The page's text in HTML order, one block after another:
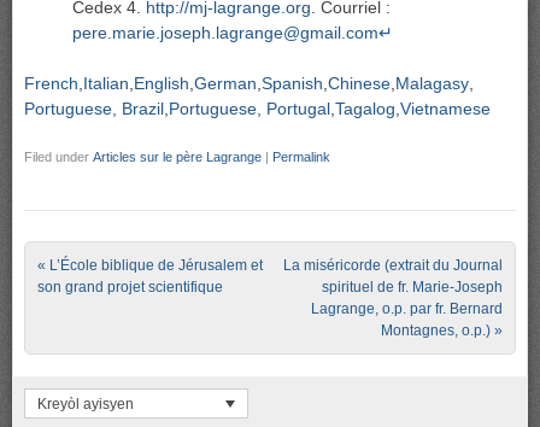
Cedex 4. http://mj-lagrange.org. Courriel :
pere.marie.joseph.lagrange@gmail.com↵
French Italian English German Spanish Chinese Malagasy
Portuguese, Brazil Portuguese, Portugal Tagalog Vietnamese
Filed under Articles sur le père Lagrange Permalink
Post navigation
« L’École biblique de Jérusalem et
son grand projet scientifique
La miséricorde (extrait du Journal
spirituel de fr. Marie-Joseph
Lagrange, o.p. par fr. Bernard
Montagnes, o.p.) »
Kreyòl ayisyen